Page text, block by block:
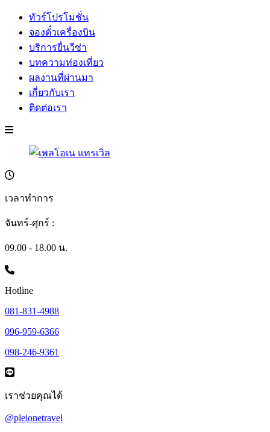
ทัวร์โปรโมชั่น
จองตั๋วเครื่องบิน
บริการยื่นวีซ่า
บทความท่องเที่ยว
ผลงานที่ผ่านมา
เกี่ยวกับเรา
ติดต่อเรา
เวลาทำการ
จันทร์-ศุกร์ :
09.00 - 18.00 น.
Hotline
081-831-4988
096-959-6366
098-246-9361
เราช่วยคุณได้
@pleionetravel